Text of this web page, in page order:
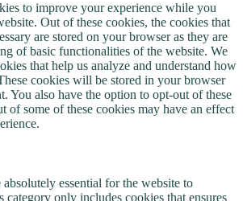
to improve your experience while you
Out of these cookies, the cookies that
are stored on your browser as they are
of basic functionalities of the website. We
that help us analyze and understand how
cookies will be stored in your browser
You also have the option to opt-out of these
of some of these cookies may have an effect
absolutely essential for the website to
only includes cookies that ensures